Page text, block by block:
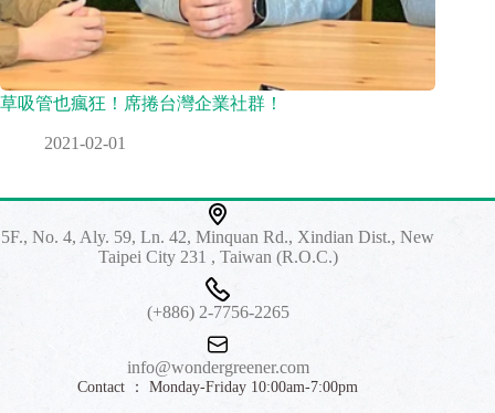
草吸管也瘋狂！席捲台灣企業社群！
2021-02-01
5F., No. 4, Aly. 59, Ln. 42, Minquan Rd., Xindian Dist., New
Taipei City 231 , Taiwan (R.O.C.)
(+886) 2-7756-2265
info@wondergreener.com
Contact ： Monday-Friday 10:00am-7:00pm